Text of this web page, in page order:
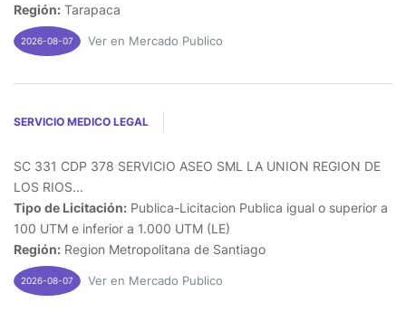
Región: Tarapaca
2026-08-07 Ver en Mercado Publico
SERVICIO MEDICO LEGAL
SC 331 CDP 378 SERVICIO ASEO SML LA UNION REGION DE
LOS RIOS...
Tipo de Licitación: Publica-Licitacion Publica igual o superior a
100 UTM e inferior a 1.000 UTM (LE)
Región: Region Metropolitana de Santiago
2026-08-07 Ver en Mercado Publico